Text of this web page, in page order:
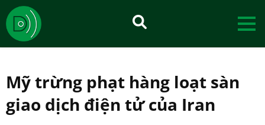
Mỹ trừng phạt hàng loạt sàn
giao dịch điện tử của Iran